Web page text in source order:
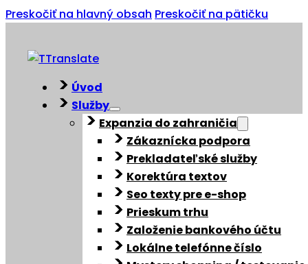
Preskočiť na hlavný obsah Preskočiť na pätičku
Úvod
Služby
Expanzia do zahraničia
Zákaznícka podpora
Prekladateľské služby
Korektúra textov
Seo texty pre e-shop
Prieskum trhu
Založenie bankového účtu
Lokálne telefónne číslo